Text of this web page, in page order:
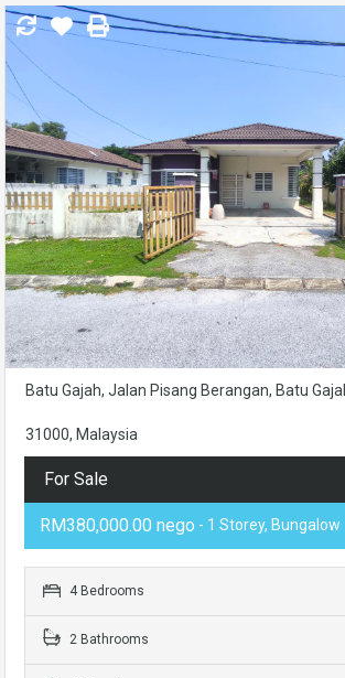
Batu Gajah, Jalan Pisang Berangan, Batu
31000, Malaysia
For Sale
RM380,000.00 nego - 1 Storey, Bungalow
4 Bedrooms
2 Bathrooms